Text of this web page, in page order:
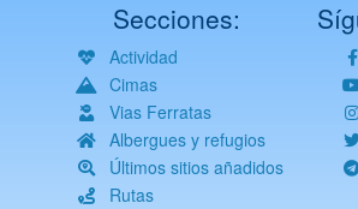
Secciones:
Actividad
Cimas
Vias Ferratas
Albergues y refugios
Últimos sitios añadidos
Rutas